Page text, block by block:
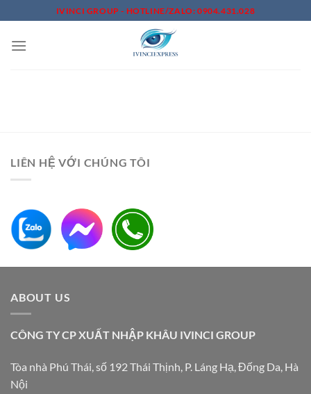
to
content
IVINCI GROUP - HOTLINE/ZALO: 0904.431.028
LIÊN HỆ VỚI CHÚNG TÔI
ABOUT US
CÔNG TY CP XUẤT NHẬP KHÂU IVINCI GROUP
Tòa nhà Phú Thái, số 192 Thái Thịnh, P. Láng Hạ, Đống Da, Hà
Nội